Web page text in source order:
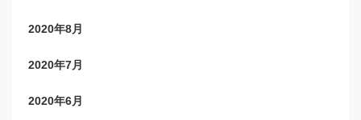
2020年8月
2020年7月
2020年6月